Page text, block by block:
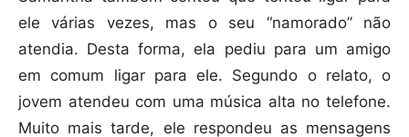
ele várias vezes, mas o seu “namorado” não
atendia. Desta forma, ela pediu para um amigo
em comum ligar para ele. Segundo o relato, o
jovem atendeu com uma música alta no telefone.
Muito mais tarde, ele respondeu as mensagens